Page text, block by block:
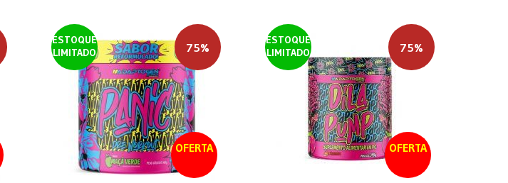
ESTOQUE
LIMITADO
OFERTA
75%
ESTOQUE
LIMITADO
OFERTA
75%